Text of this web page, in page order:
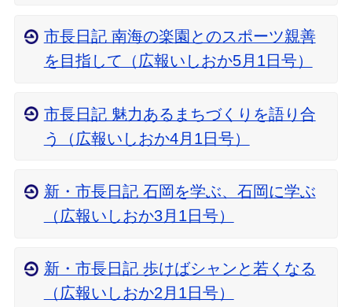
市長日記 南海の楽園とのスポーツ親善
を目指して（広報いしおか5月1日号）
市長日記 魅力あるまちづくりを語り合
う（広報いしおか4月1日号）
新・市長日記 石岡を学ぶ、石岡に学ぶ
（広報いしおか3月1日号）
新・市長日記 歩けばシャンと若くなる
（広報いしおか2月1日号）